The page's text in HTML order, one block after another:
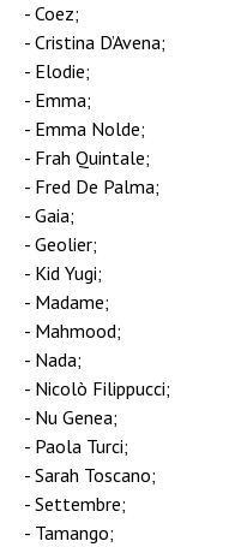
Coez;
Cristina D’Avena;
Elodie;
Emma;
Emma Nolde;
Frah Quintale;
Fred De Palma;
Gaia;
Geolier;
Kid Yugi;
Madame;
Mahmood;
Nada;
Nicolò Filippucci;
Nu Genea;
Paola Turci;
Sarah Toscano;
Settembre;
Tamango;